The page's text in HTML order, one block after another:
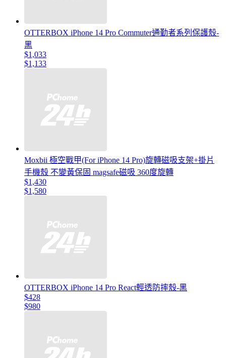
OTTERBOX iPhone 14 Pro Commuter通勤者系列保護殼-
黑
$1,033
$1,133
Moxbii 極空戰甲(For iPhone 14 Pro)旋轉磁吸支架+掛片
手機殼 不變黃保固 magsafe磁吸 360度旋轉
$1,430
$1,580
OTTERBOX iPhone 14 Pro React輕透防摔殼-黑
$428
$980